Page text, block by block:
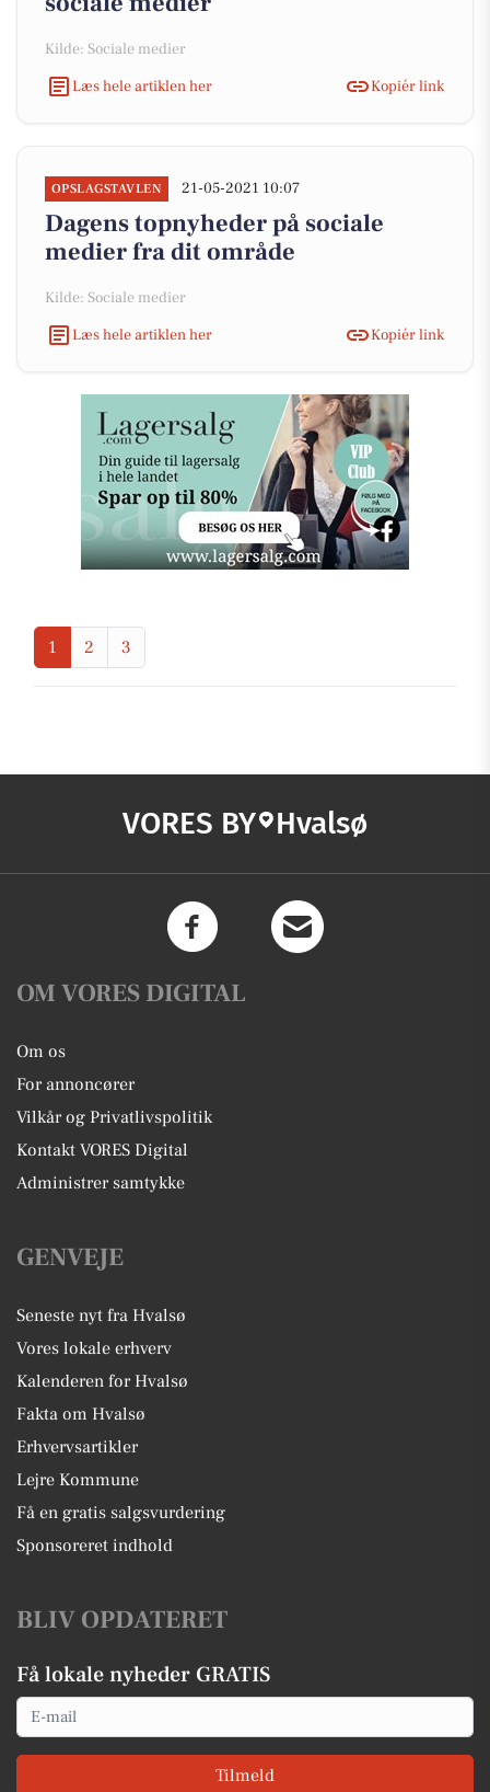
Kilde: Sociale medier
Læs hele artiklen her
Kopiér link
OPSLAGSTAVLEN 21-05-2021 10:07
Dagens topnyheder på sociale
medier fra dit område
Kilde: Sociale medier
Læs hele artiklen her
Kopiér link
1 2 3
VORES BY Hvalsø
OM VORES DIGITAL
Om os
For annoncører
Vilkår og Privatlivspolitik
Kontakt VORES Digital
Administrer samtykke
GENVEJE
Seneste nyt fra Hvalsø
Vores lokale erhverv
Kalenderen for Hvalsø
Fakta om Hvalsø
Erhvervsartikler
Lejre Kommune
Få en gratis salgsvurdering
Sponsoreret indhold
BLIV OPDATERET
Få lokale nyheder GRATIS
Email
Tilmeld